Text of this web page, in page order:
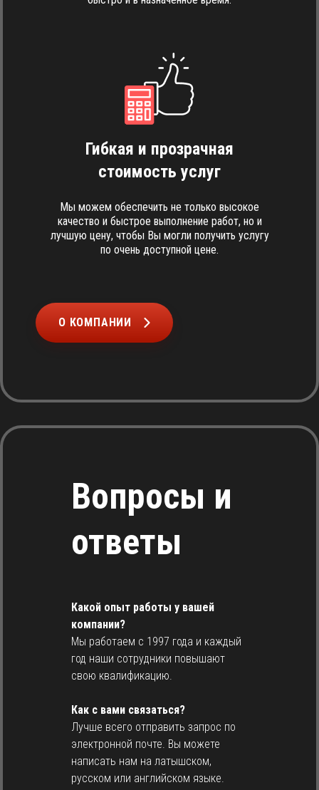
Гибкая и прозрачная
стоимость услуг
Мы можем обеспечить не только высокое
качество и быстрое выполнение работ, но и
лучшую цену, чтобы Вы могли получить услугу
по очень доступной цене.
О КОМПАНИИ
Вопросы и
ответы
Какой опыт работы у вашей
компании?
Мы работаем с 1997 года и каждый
год наши сотрудники повышают
свою квалификацию.
Как с вами связаться?
Лучше всего отправить запрос по
электронной почте. Вы можете
написать нам на латышском,
русском или английском языке.